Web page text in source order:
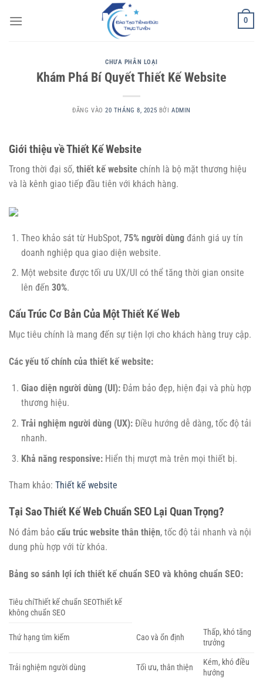
qua
0
CHƯA PHÂN LOẠI
Khám Phá Bí Quyết Thiết Kế Website
ĐĂNG VÀO20 THÁNG 8, 2025 BỞI ADMIN
Giới thiệu về Thiết Kế Website
Trong thời đại số, thiết kế website chính là bộ mặt thương hiệu
và là kênh giao tiếp đầu tiên với khách hàng.
Theo khảo sát từ HubSpot, 75% người dùngđánh giá uy tín
doanh nghiệp qua giao diện website.
Một website được tối ưu UX/UI có thể tăng thời gian onsite
lên đến 30%.
Cấu Trúc Cơ Bản Của Một Thiết Kế Web
Mục tiêu chính là mang đến sự tiện lợi cho khách hàng truy cập.
Các yếu tố chính của thiết kế website:
Giao diện người dùng (UI):Đảm bảo đẹp, hiện đại và phù hợp
thương hiệu.
Trải nghiệm người dùng (UX):Điều hướng dễ dàng, tốc độ tải
nhanh.
Khả năng responsive:Hiển thị mượt mà trên mọi thiết bị.
Tham khảo: Thiết kế website
Tại Sao Thiết Kế Web Chuẩn SEO Lại Quan Trọng?
Nó đảm bảo cấu trúc website thân thiện, tốc độ tải nhanh và nội
dung phù hợp với từ khóa.
Bảng so sánh lợi ích thiết kế chuẩn SEO và không chuẩn SEO:
Tiêu chíThiết kế chuẩn SEOThiết kế
không chuẩn SEO
Thứ hạng tìm kiếm Cao và ổn định
Thấp, khó tăng
trưởng
Trải nghiệm người dùng Tối ưu, thân thiện
Kém, khó điều
hướng